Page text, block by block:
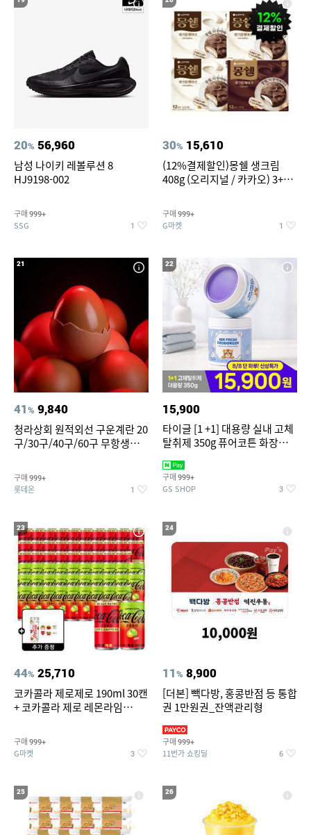
20% 56,960
남성 나이키 레볼루션 8
HJ9198-002
구매 999+
SSG 1
30% 15,610
(12%결제할인)몽쉘 생크림
408g (오리지널 / 카카오) 3+1
구매 999+
G마켓 1
21
41% 9,840
청라상회 원적외선 구운계란 20
구/30구/40구/60구 무항생제
구매 999+
롯데온 1
22
15,900
타이글 [1 +1] 대용량 실내 고체
탈취제 350g 퓨어코튼 화장실
구매 999+
GS SHOP 3
23
44% 25,710
코카콜라 제로제로 190ml 30캔
+ 코카콜라 제로 레몬라임
티커 세트
구매 999+
G마켓 3
24
11% 8,900
[더본] 빽다방, 홍콩반점 등 통합
권 1만원권_잔액관리형
구매 999+
11번가 쇼킹딜 6
25 26